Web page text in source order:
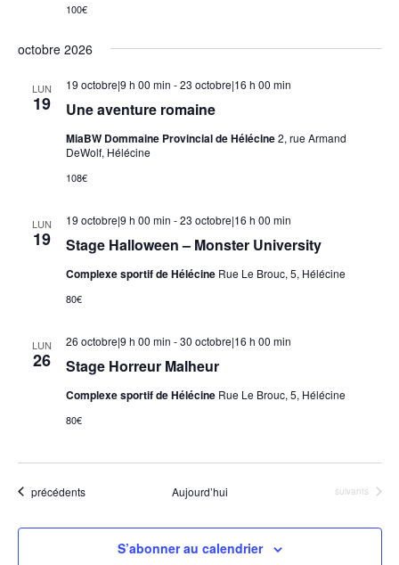
100€
octobre 2026
LUN
19 Une aventure romaine
19 octobre|9 h 00 min -23 octobre|16 h 00 min
MiaBW Dommaine Provincial de Hélécine2, rue Armand
DeWolf, Hélécine
108€
LUN
19 Stage Halloween – Monster University
19 octobre|9 h 00 min -23 octobre|16 h 00 min
Complexe sportif de Hélécine Rue Le Brouc, 5, Hélécine
80€
LUN
26 Stage Horreur Malheur
26 octobre|9 h 00 min -30 octobre|16 h 00 min
Complexe sportif de Hélécine Rue Le Brouc, 5, Hélécine
80€
Évènements
précédents Aujourd’hui Évènements
suivants
S’abonner au calendrier